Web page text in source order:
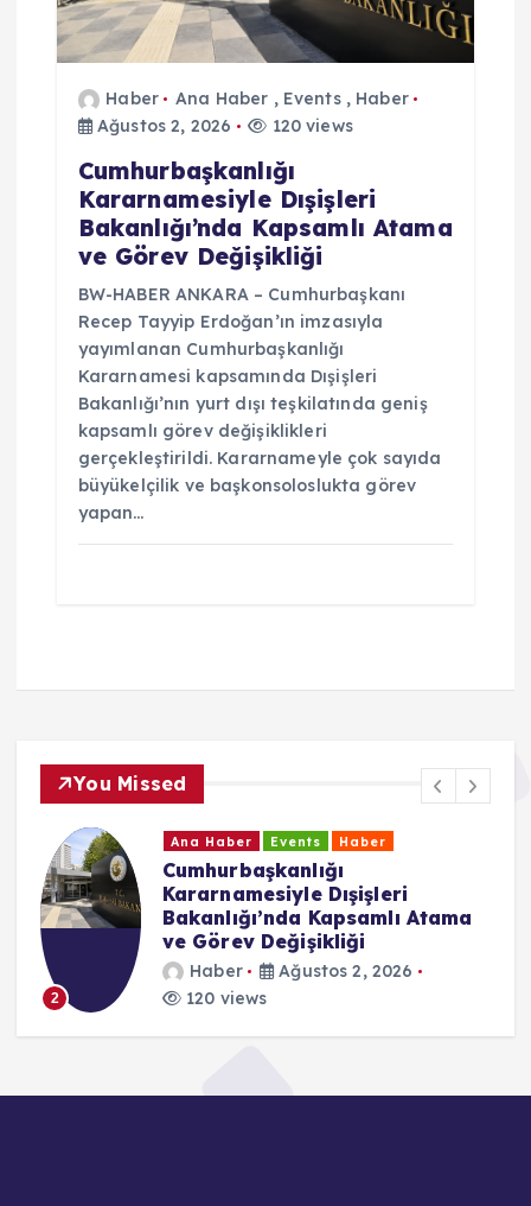
Haber Ana Haber , Events, Haber
Ağustos 2, 2026
120 views
Cumhurbaşkanlığı
Kararnamesiyle Dışişleri
Bakanlığı’nda Kapsamlı Atama
ve Görev Değişikliği
BW-HABER ANKARA – Cumhurbaşkanı
Recep Tayyip Erdoğan’ın imzasıyla
yayımlanan Cumhurbaşkanlığı
Kararnamesi kapsamında Dışişleri
Bakanlığı’nın yurt dışı teşkilatında geniş
kapsamlı görev değişiklikleri
gerçekleştirildi. Kararnameyle çok sayıda
büyükelçilik ve başkonsoloslukta görev
yapan…
You Missed
2
Ana Haber Events Haber
Cumhurbaşkanlığı
Kararnamesiyle Dışişleri
Bakanlığı’nda Kapsamlı Atama
ve Görev Değişikliği
Haber
Ağustos 2, 2026
120 views